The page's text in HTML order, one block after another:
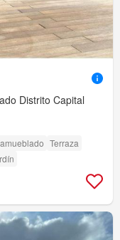
Distrito Capital
Terraza